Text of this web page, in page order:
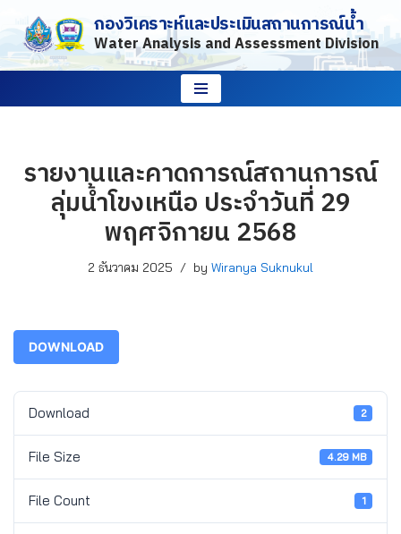
Skip
to
กองวิเคราะห์และประเมินสถานการณ์น้ำ
Water Analysis and Assessment Division
รายงานและคาดการณ์สถานการณ์
ลุ่มน้ำโขงเหนือ ประจำวันที่ 29
พฤศจิกายน 2568
2 ธันวาคม 2025 by Wiranya Suknukul
DOWNLOAD
Download 2
File Size 4.29 MB
File Count 1